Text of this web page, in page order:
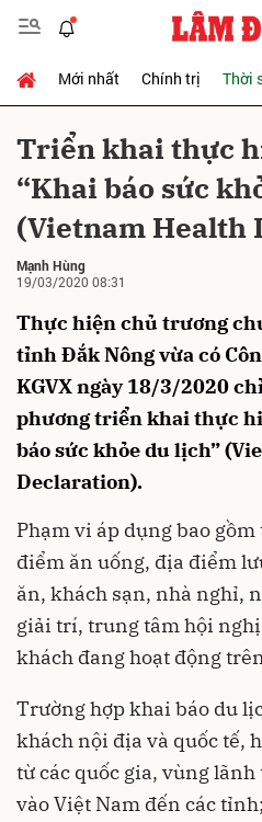
Mới nhất Chính trị Thời
Triển khai thực
“Khai báo sức
(Vietnam Health
Mạnh Hùng
19/03/2020 08:31
Thực hiện chủ trương
tỉnh Đắk Nông vừa có
KGVX ngày 18/3/2020
phương triển khai thực
báo sức khỏe du lịch”
Declaration).
Phạm vi áp dụng bao
điểm ăn uống, địa điểm
ăn, khách sạn, nhà nghỉ,
giải trí, trung tâm hội
khách đang hoạt động
Trường hợp khai báo du
khách nội địa và quốc tế,
từ các quốc gia, vùng
vào Việt Nam đến các
Gửi bình luận